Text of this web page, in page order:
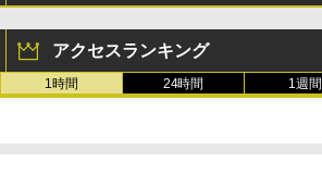
アクセスランキング
1時間 24時間 1週間